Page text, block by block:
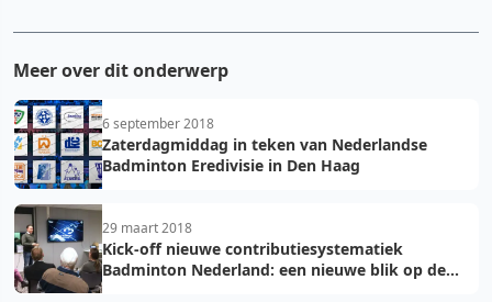
Meer over dit onderwerp
6 september 2018
Zaterdagmiddag in teken van Nederlandse
Badminton Eredivisie in Den Haag
29 maart 2018
Kick-off nieuwe contributiesystematiek
Badminton Nederland: een nieuwe blik op de